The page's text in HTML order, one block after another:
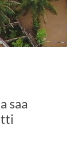
saa